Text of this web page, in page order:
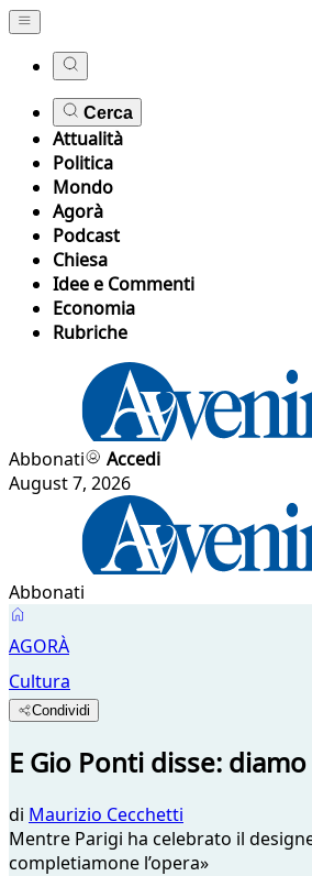
Cerca
Attualità
Politica
Mondo
Agorà
Podcast
Chiesa
Idee e Commenti
Economia
Rubriche
Abbonati
Accedi
August 7, 2026
Abbonati
AGORÀ
Cultura
Condividi
E Gio Ponti disse:
di Maurizio Cecchetti
Mentre Parigi ha celebrato il
completiamone l’opera»